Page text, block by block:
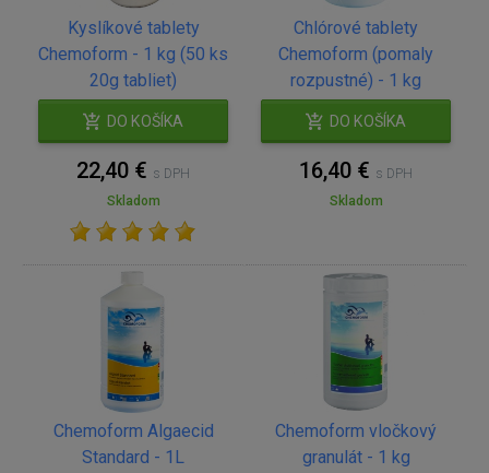
Kyslíkové tablety
Chemoform - 1 kg (50 ks
20g tabliet)
DO KOŠÍKA
22,40 € s DPH
Skladom
Chlórové tablety
Chemoform (pomaly
rozpustné) - 1 kg
DO KOŠÍKA
16,40 € s DPH
Skladom
Chemoform Algaecid
Standard - 1L
Chemoform vločkový
granulát - 1 kg